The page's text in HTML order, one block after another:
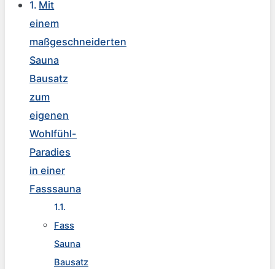
Mit
einem
maßgeschneiderten
Sauna
Bausatz
zum
eigenen
Wohlfühl-
Paradies
in einer
Fasssauna
Fass
Sauna
Bausatz